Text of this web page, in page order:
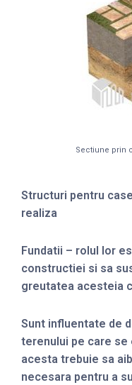
Sectiune prin
Structuri pentru
realiza
Fundatii – rolul lor
constructiei si sa
greutatea acesteia
Sunt influentate de
terenului pe care se
acesta trebuie sa
necesara pentru a